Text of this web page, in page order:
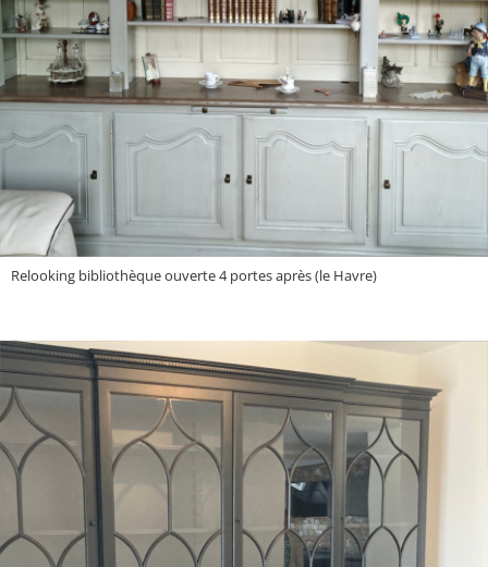
Relooking bibliothèque ouverte 4 portes après (le Havre)